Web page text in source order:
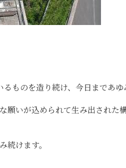
ものを造り続け、今日まであゆ
いが込められて生み出され
けます。